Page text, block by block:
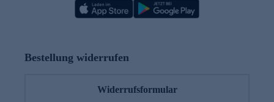
Bestellung widerrufen
Widerrufsformular